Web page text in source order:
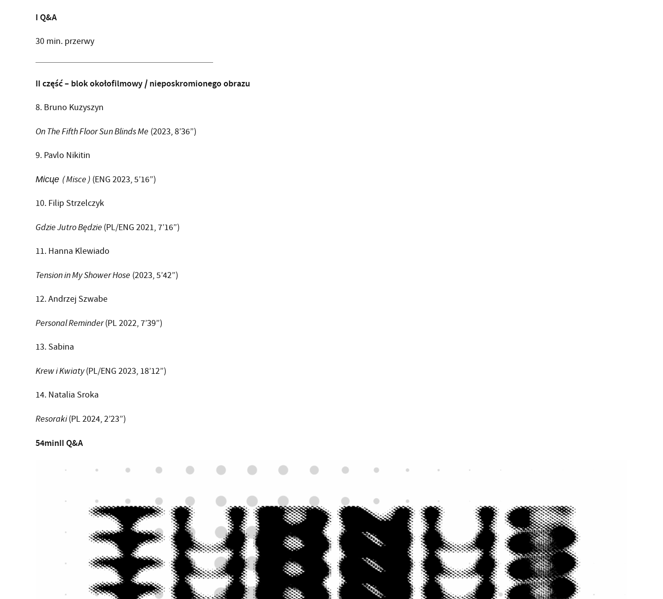
I Q&A
30 min. przerwy
II część – blok okołofilmowy / nieposkromionego obrazu
8. Bruno Kuzyszyn
On The Fifth Floor Sun Blinds Me (2023, 8’36”)
9. Pavlo Nikitin
Місце ( Misce ) (ENG 2023, 5’16”)
10. Filip Strzelczyk
Gdzie Jutro Będzie (PL/ENG 2021, 7’16”)
11. Hanna Klewiado
Tension in My Shower Hose (2023, 5’42”)
12. Andrzej Szwabe
Personal Reminder(PL 2022, 7’39”)
13. Sabina
Krew i Kwiaty(PL/ENG 2023, 18’12”)
14. Natalia Sroka
Resoraki(PL 2024, 2’23”)
54minII Q&A